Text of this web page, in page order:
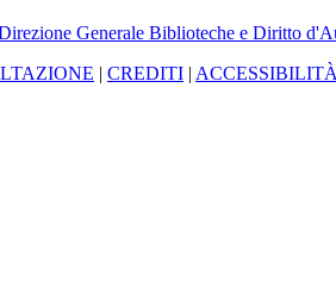
Generale Biblioteche e Diritto
| CREDITI |